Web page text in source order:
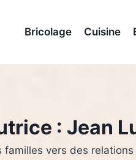
Bricolage Cuisine
: Jean
vers des